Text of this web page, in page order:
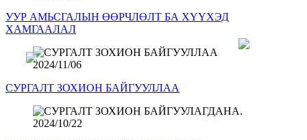
УУР АМЬСГАЛЫН ӨӨРЧЛӨЛТ БА ХҮҮХЭД
ХАМГААЛАЛ
2024/11/06
СУРГАЛТ ЗОХИОН БАЙГУУЛЛАА
2024/10/22